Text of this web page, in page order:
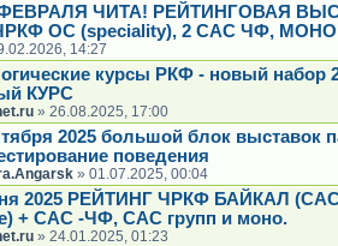
ФЕВРАЛЯ ЧИТА! РЕЙТИНГОВАЯ
ОС (speciality), 2 САС ЧФ,
14:27
курсы РКФ - новый набор
КУРС
» 26.08.2025, 17:00
2025 большой блок выставок
поведения
» 01.07.2025, 00:04
2025 РЕЙТИНГ ЧРКФ БАЙКАЛ
+ САС -ЧФ, САС групп и моно.
» 24.01.2025, 01:23